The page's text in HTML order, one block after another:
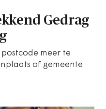
Gedrag
meer te
of gemeente